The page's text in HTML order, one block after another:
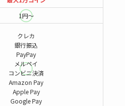
1円～
クレカ
銀行振込
PayPay
メルペイ
コンビニ決済
Amazon Pay
Apple Pay
Google Pay